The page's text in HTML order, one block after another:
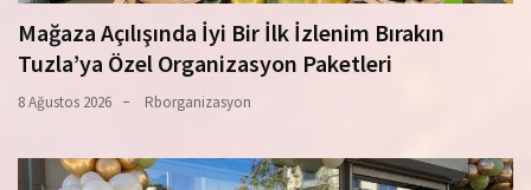
Mağaza Açılışında İyi Bir İlk İzlenim Bırakın
Tuzla’ya Özel Organizasyon Paketleri
8 Ağustos 2026 Rborganizasyon